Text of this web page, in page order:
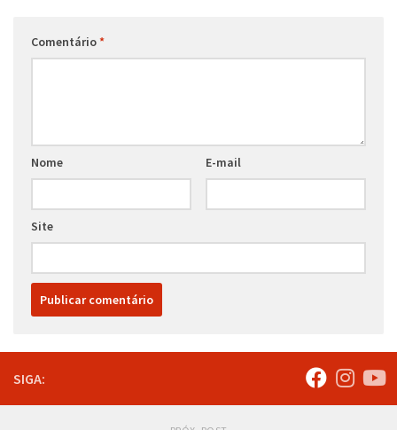
Comentário*
Nome E-mail
Site
SIGA: